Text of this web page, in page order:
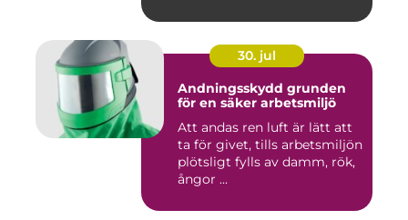
30. jul
Andningsskydd grunden
för en säker arbetsmiljö
Att andas ren luft är lätt att
ta för givet, tills arbetsmiljön
plötsligt fylls av damm, rök,
ångor ...